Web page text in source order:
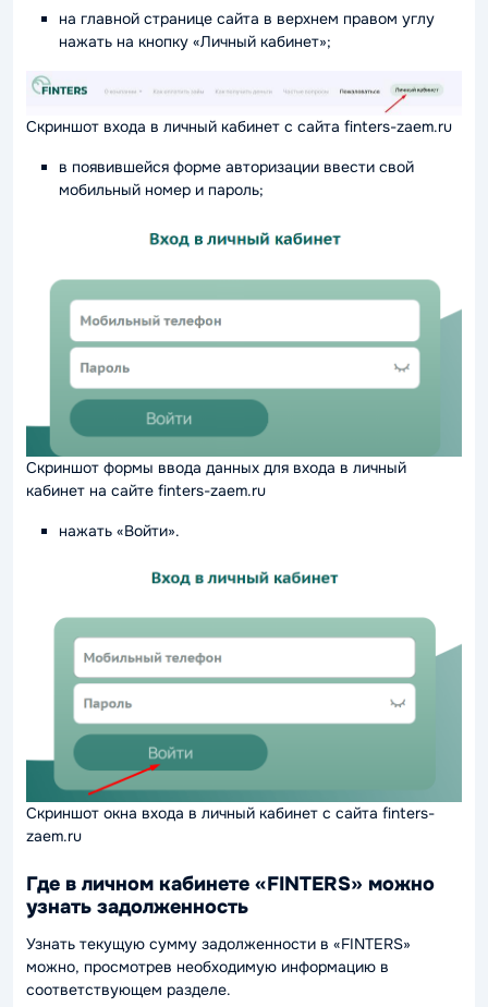
на главной странице сайта в верхнем правом углу
нажать на кнопку «Личный кабинет»;
Скриншот входа в личный кабинет с сайта finters-zaem.ru
в появившейся форме авторизации ввести свой
мобильный номер и пароль;
Скриншот формы ввода данных для входа в личный
кабинет на сайте finters-zaem.ru
нажать «Войти».
Скриншот окна входа в личный кабинет с сайта finters-
zaem.ru
Где в личном кабинете «FINTERS» можно
узнать задолженность
Узнать текущую сумму задолженности в «FINTERS»
можно, просмотрев необходимую информацию в
соответствующем разделе.